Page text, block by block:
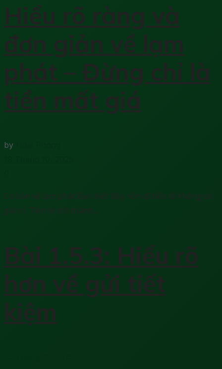
Hiểu rõ ràng và
đơn giản về lạm
phát – Đừng chỉ là
tiền mất giá
by
Cơ bản về lạm phát Bạn biết đấy, vốn dĩ tiền tệ không có
giá trị. Tiền tệ trở thành...
Bài 1.5.3: Hiểu rõ
hơn về gửi tiết
kiệm